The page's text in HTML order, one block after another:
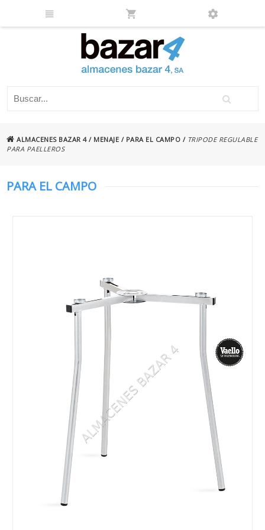
ALMACENES BAZAR 4/ MENAJE / PARA EL CAMPO / TRIPODE REGULABLE
PARA PAELLEROS
PARA EL CAMPO